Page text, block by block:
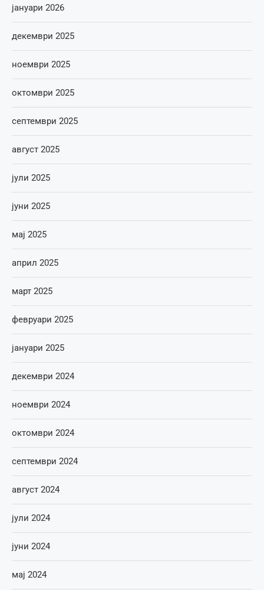
јануари 2026
декември 2025
ноември 2025
октомври 2025
септември 2025
август 2025
јули 2025
јуни 2025
мај 2025
април 2025
март 2025
февруари 2025
јануари 2025
декември 2024
ноември 2024
октомври 2024
септември 2024
август 2024
јули 2024
јуни 2024
мај 2024